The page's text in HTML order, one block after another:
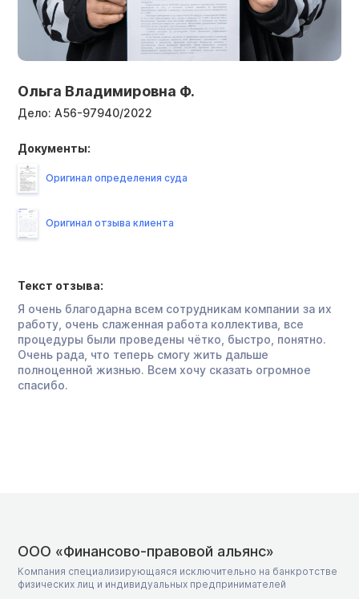
Ольга Владимировна Ф.
Дело: А56-97940/2022
Текст отзыва:
Я очень благодарна всем сотрудникам компании за их
работу, очень слаженная работа коллектива, все
процедуры были проведены чётко, быстро, понятно.
Очень рада, что теперь смогу жить дальше
полноценной жизнью. Всем хочу сказать огромное
спасибо.
Документы:
Оригинал определения суда
Оригинал отзыва клиента
ООО «Финансово-правовой альянс»
Компания специализирующаяся исключительно на банкротстве
физических лиц и индивидуальных предпринимателей